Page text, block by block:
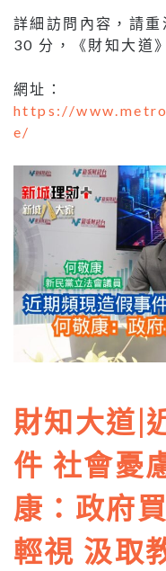
詳細訪問內容，請
30 分，《財知大道
網址：
https://
e/
財知大道|
件 社會憂
康：政府
輕視 汲取